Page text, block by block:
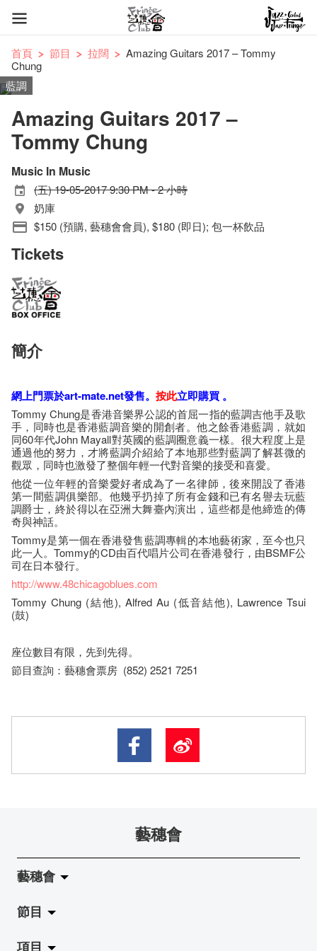
首頁 節目 拉闊
Amazing Guitars 2017 – Tommy
Chung
藍調
Amazing Guitars 2017 –
Tommy Chung
Music In Music
(五) 19-05-2017 9:30 PM - 2 小時
奶庫
$150 (預購, 藝穗會會員), $180 (即日); 包一杯飲品
Tickets
簡介
網上門票於art-mate.net發售。 按​此立即購​買​ 。
Tommy Chung是香港音樂界公認的首屈一指的藍調吉他手及歌
手，同時也是香港藍調音樂的開創者。他之餘香港藍調，就如
同60年代John Mayall對英國的藍調圈意義一樣。很大程度上是
通過他的努力，才將藍調介紹給了本地那些對藍調了解甚微的
觀眾，同時也激發了整個年輕一代對音樂的接受和喜愛。
他從一位年輕的音樂愛好者成為了一名律師，後來開設了香港
第一間藍調俱樂部。他幾乎扔掉了所有金錢和已有名譽去玩藍
調爵士，終於得以在亞洲大舞臺內演出，這些都是他締造的傳
奇與神話。
Tommy是第一個在香港發售藍調專輯的本地藝術家，至今也只
此一人。Tommy的CD由百代唱片公司在香港發行，由BSMF公
司在日本發行。
http://www.48chicagoblues.com
Tommy Chung (結他), Alfred Au (低音結他), Lawrence Tsui
(鼓)
座​位​數目​有​限​，先到先得。
節目查詢：藝穗會票房 (852) 2521 7251
藝穗會
藝穗會
關於藝穗會
藝穗會的演化
節目
拉闊
項目